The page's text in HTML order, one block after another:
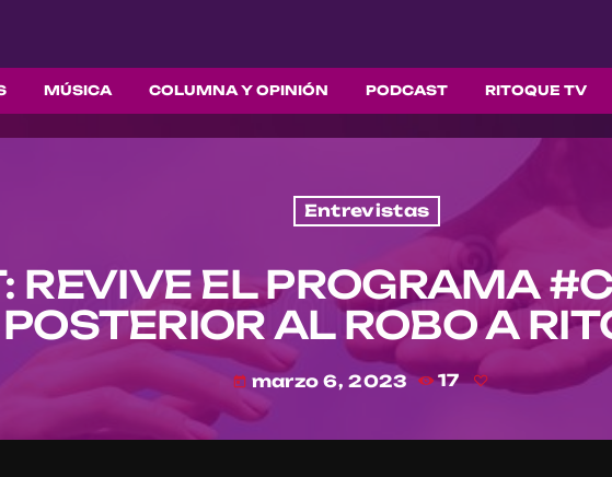
MÚSICA COLUMNA Y OPINIÓN PODCAST RITOQUE TV
Entrevistas
REVIVE EL PROGRAMA
POSTERIOR AL ROBO A
today marzo 6, 2023 17